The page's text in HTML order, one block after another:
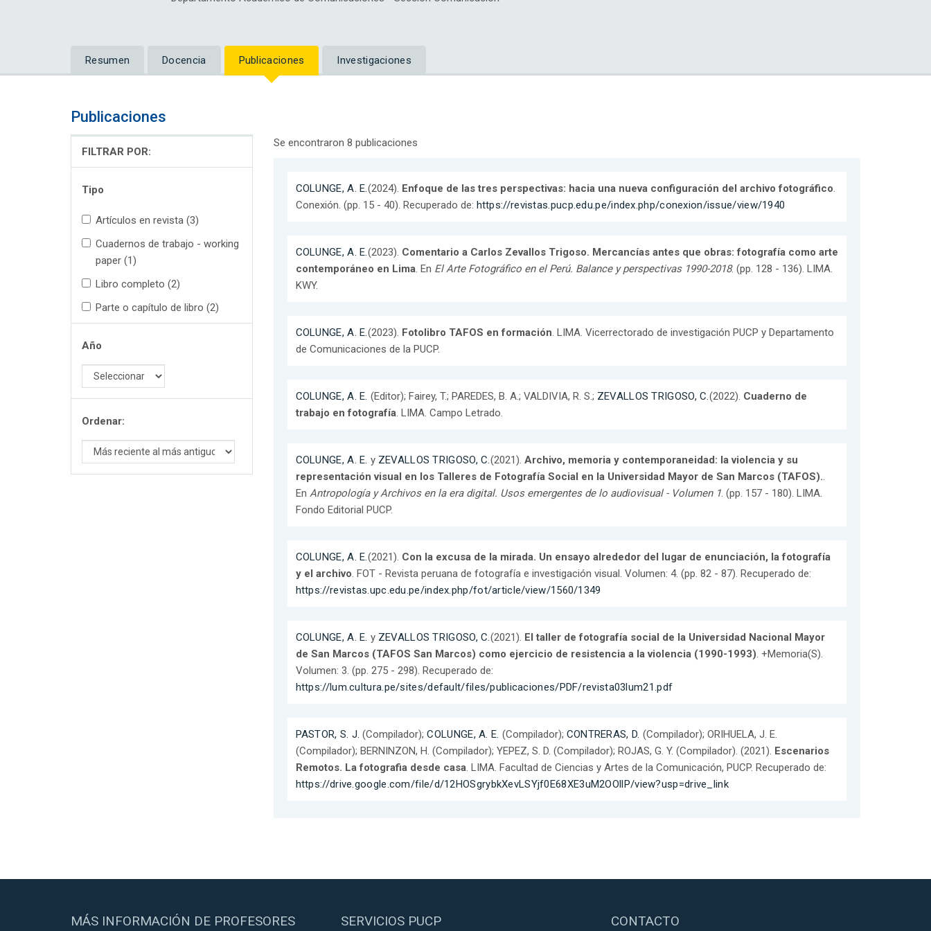
Resumen Docencia Publicaciones Investigaciones
Publicaciones
FILTRAR POR:
Tipo
Artículos en revista (3)
Cuadernos de trabajo - working
paper (1)
Libro completo (2)
Parte o capítulo de libro (2)
Año
Ordenar:
Se encontraron 8 publicaciones
COLUNGE, A. E.(2024). Enfoque de las tres perspectivas: hacia una nueva configuración del archivo fotográfico.
Conexión. (pp. 15 - 40). Recuperado de: https://revistas.pucp.edu.pe/index.php/conexion/issue/view/1940
COLUNGE, A. E.(2023). Comentario a Carlos Zevallos Trigoso. Mercancías antes que obras: fotografía como arte
contemporáneo en Lima. En El Arte Fotográfico en el Perú. Balance y perspectivas 1990-2018. (pp. 128 - 136). LIMA.
KWY.
COLUNGE, A. E.(2023). Fotolibro TAFOS en formación. LIMA. Vicerrectorado de investigación PUCP y Departamento
de Comunicaciones de la PUCP.
COLUNGE, A. E. (Editor); Fairey, T.; PAREDES, B. A.; VALDIVIA, R. S.; ZEVALLOS TRIGOSO, C.(2022). Cuaderno de
trabajo en fotografía. LIMA. Campo Letrado.
COLUNGE, A. E. y ZEVALLOS TRIGOSO, C.(2021). Archivo, memoria y contemporaneidad: la violencia y su
representación visual en los Talleres de Fotografía Social en la Universidad Mayor de San Marcos (TAFOS)..
En Antropología y Archivos en la era digital. Usos emergentes de lo audiovisual - Volumen 1. (pp. 157 - 180). LIMA.
Fondo Editorial PUCP.
COLUNGE, A. E.(2021). Con la excusa de la mirada. Un ensayo alrededor del lugar de enunciación, la fotografía
y el archivo. FOT - Revista peruana de fotografía e investigación visual. Volumen: 4. (pp. 82 - 87). Recuperado de:
https://revistas.upc.edu.pe/index.php/fot/article/view/1560/1349
COLUNGE, A. E. y ZEVALLOS TRIGOSO, C.(2021). El taller de fotografía social de la Universidad Nacional Mayor
de San Marcos (TAFOS San Marcos) como ejercicio de resistencia a la violencia (1990-1993). +Memoria(S).
Volumen: 3. (pp. 275 - 298). Recuperado de:
https://lum.cultura.pe/sites/default/files/publicaciones/PDF/revista03lum21.pdf
PASTOR, S. J. (Compilador);COLUNGE, A. E. (Compilador); CONTRERAS, D. (Compilador); ORIHUELA, J. E.
(Compilador); BERNINZON, H. (Compilador); YEPEZ, S. D. (Compilador); ROJAS, G. Y. (Compilador). (2021). Escenarios
Remotos. La fotografia desde casa. LIMA. Facultad de Ciencias y Artes de la Comunicación, PUCP. Recuperado de:
https://drive.google.com/file/d/12HOSgrybkXevLSYjf0E68XE3uM2OOllP/view?usp=drive_link
MÁS INFORMACIÓN DE PROFESORES
SERVICIOS PUCP CONTACTO